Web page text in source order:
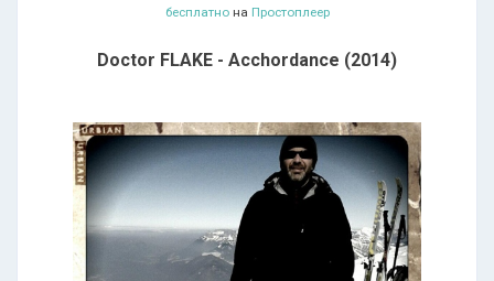
бесплатнона Простоплеер
Doctor FLAKE - Acchordance (2014)